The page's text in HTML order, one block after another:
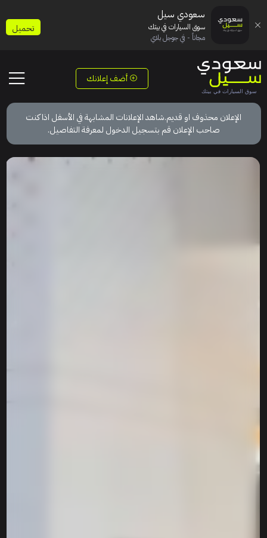
أضف إعلانك
الإعلان محذوف او قديم.شاهد الإعلانات المشابهة في الأسفل اذا كنت
صاحب الإعلان قم بتسجيل الدخول لمعرفة التفاصيل.
سعودي سيل
سوق السيارات في بيتك
مجاناً - في جوجل بلاي
تحميل